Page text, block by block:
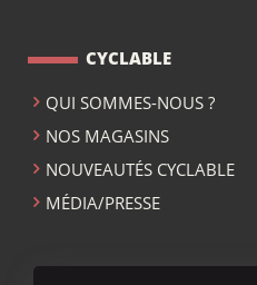
CYCLABLE
QUI SOMMES-NOUS ?
NOS MAGASINS
NOUVEAUTÉS CYCLABLE
MÉDIA/PRESSE